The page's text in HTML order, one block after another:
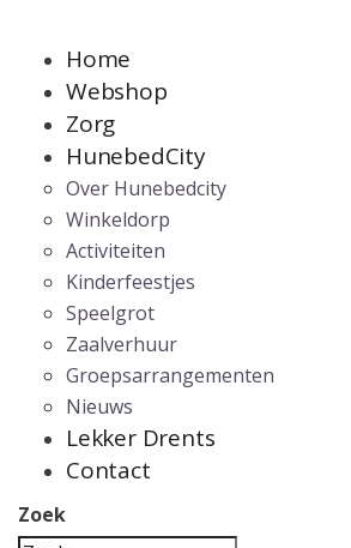
Home
Webshop
Zorg
HunebedCity
Over Hunebedcity
Winkeldorp
Activiteiten
Kinderfeestjes
Speelgrot
Zaalverhuur
Groepsarrangementen
Nieuws
Lekker Drents
Contact
Zoek